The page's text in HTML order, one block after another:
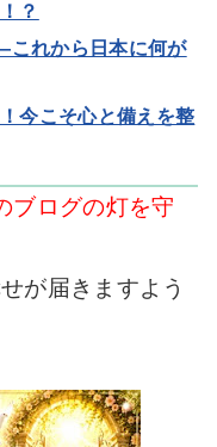
？
れから日本に何が
今こそ心と備えを整
ブログの灯を守
が届きますよう